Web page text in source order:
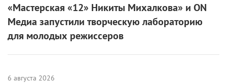
«Мастерская «12» Никиты Михалкова» и ON
Медиа запустили творческую лабораторию
для молодых режиссеров
6 августа 2026